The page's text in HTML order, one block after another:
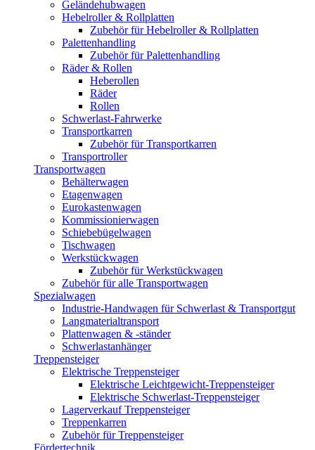
Geländehubwagen
Hebelroller & Rollplatten
Zubehör für Hebelroller & Rollplatten
Palettenhandling
Zubehör für Palettenhandling
Räder & Rollen
Heberollen
Räder
Rollen
Schwerlast-Fahrwerke
Transportkarren
Zubehör für Transportkarren
Transportroller
Transportwagen
Behälterwagen
Etagenwagen
Eurokastenwagen
Kommissionierwagen
Schiebebügelwagen
Tischwagen
Werkstückwagen
Zubehör für Werkstückwagen
Zubehör für alle Transportwagen
Spezialwagen
Industrie-Handwagen für Schwerlast & Transportgut
Langmaterialtransport
Plattenwagen & -ständer
Schwerlastanhänger
Treppensteiger
Elektrische Treppensteiger
Elektrische Leichtgewicht-Treppensteiger
Elektrische Schwerlast-Treppensteiger
Lagerverkauf Treppensteiger
Treppenkarren
Zubehör für Treppensteiger
Fördertechnik